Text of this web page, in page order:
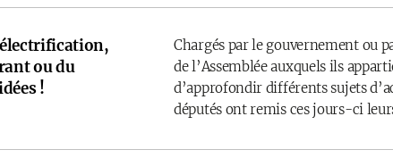
ou du
!
Chargés par le gouvernement ou
de l’Assemblée auxquels ils
d’approfondir différents sujets
députés ont remis ces jours-ci